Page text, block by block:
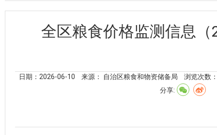
全区粮食价格监测信息
日期：2026-06-10 来源： 自治区粮食和物资储备局
浏览次数
分享: